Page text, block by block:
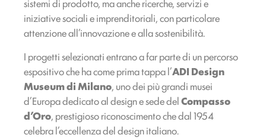
sistemi di prodotto, ma anche ricerche, servizi e
iniziative sociali e imprenditoriali, con particolare
attenzione all’innovazione e alla sostenibilità.
I progetti selezionati entrano a far parte di un percorso
espositivo che ha come prima tappa l’ADI Design
Museum di Milano, uno dei più grandi musei
d’Europa dedicato al design e sede delCompasso
d’Oro, prestigioso riconoscimento che dal 1954
celebra l’eccellenza del design italiano.